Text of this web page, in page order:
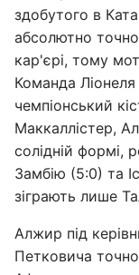
здобутого в
абсолютно точно
кар'єрі, тому
Команда Ліонеля
чемпіонський
Маккаллістер,
солідній формі,
Замбію (5:0) та
зіграють лише
Алжир під
Петковича